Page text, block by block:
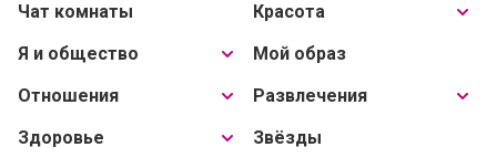
Чат комнаты
Я и общество
Отношения
Здоровье
Красота
Мой образ
Развлечения
Звёзды